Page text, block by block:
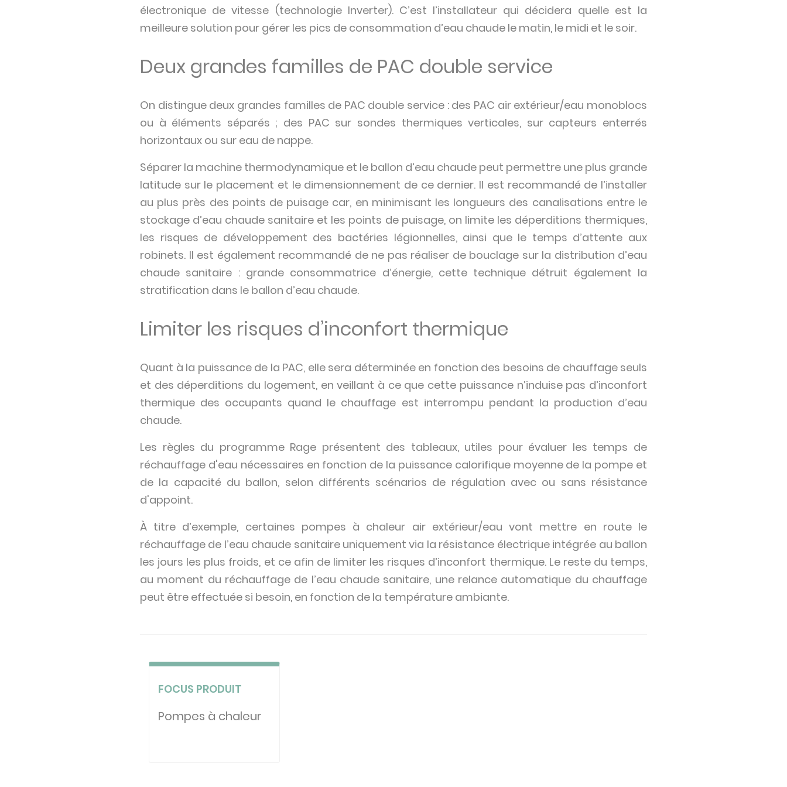
électronique de vitesse (technologie Inverter). C’est l’installateur qui décidera quelle est la
meilleure solution pour gérer les pics de consommation d’eau chaude le matin, le midi et le soir.
Deux grandes familles de PAC double service
On distingue deux grandes familles de PAC double service : des PAC air extérieur/eau monoblocs
ou à éléments séparés ; des PAC sur sondes thermiques verticales, sur capteurs enterrés
horizontaux ou sur eau de nappe.
Séparer la machine thermodynamique et le ballon d’eau chaude peut permettre une plus grande
latitude sur le placement et le dimensionnement de ce dernier. Il est recommandé de l’installer
au plus près des points de puisage car, en minimisant les longueurs des canalisations entre le
stockage d’eau chaude sanitaire et les points de puisage, on limite les déperditions thermiques,
les risques de développement des bactéries légionnelles, ainsi que le temps d’attente aux
robinets. Il est également recommandé de ne pas réaliser de bouclage sur la distribution d’eau
chaude sanitaire : grande consommatrice d’énergie, cette technique détruit également la
stratification dans le ballon d’eau chaude.
Limiter les risques d’inconfort thermique
Quant à la puissance de la PAC, elle sera déterminée en fonction des besoins de chauffage seuls
et des déperditions du logement, en veillant à ce que cette puissance n’induise pas d’inconfort
thermique des occupants quand le chauffage est interrompu pendant la production d’eau
chaude.
Les règles du programme Rage présentent des tableaux, utiles pour évaluer les temps de
réchauffage d'eau nécessaires en fonction de la puissance calorifique moyenne de la pompe et
de la capacité du ballon, selon différents scénarios de régulation avec ou sans résistance
d'appoint.
À titre d’exemple, certaines pompes à chaleur air extérieur/eau vont mettre en route le
réchauffage de l’eau chaude sanitaire uniquement via la résistance électrique intégrée au ballon
les jours les plus froids, et ce afin de limiter les risques d’inconfort thermique. Le reste du temps,
au moment du réchauffage de l’eau chaude sanitaire, une relance automatique du chauffage
peut être effectuée si besoin, en fonction de la température ambiante.
FOCUS PRODUIT
Pompes à chaleur